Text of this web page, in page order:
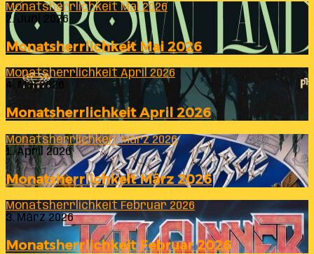
Monatsherrlichkeit Mai 2026
2. Juni 2026
Monatsherrlichkeit Mai 2026
Monatsherrlichkeit April 2026
4. Mai 2026
Monatsherrlichkeit April 2026
Monatsherrlichkeit März 2026
1. April 2026
Monatsherrlichkeit März 2026
Monatsherrlichkeit Februar 2026
3. März 2026
Monatsherrlichkeit Februar 2026